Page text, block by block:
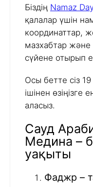
Біздің Namaz
қалалар үшін
координаттар,
мазхабтар және
сүйене отырып
Осы бетте сіз 19
ішінен өзіңізге
аласыз.
Сауд
Медина –
уақыты
Фаджр –